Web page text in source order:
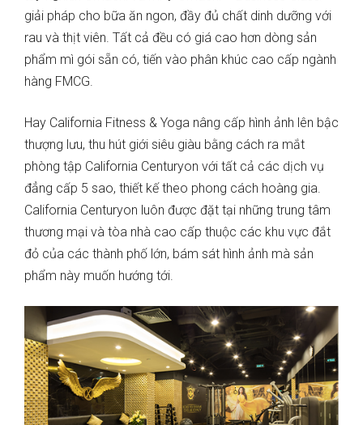
giải pháp cho bữa ăn ngon, đầy đủ chất dinh dưỡng với
rau và thịt viên. Tất cả đều có giá cao hơn dòng sản
phẩm mì gói sẵn có, tiến vào phân khúc cao cấp ngành
hàng FMCG.
Hay California Fitness & Yoga nâng cấp hình ảnh lên bậc
thượng lưu, thu hút giới siêu giàu bằng cách ra mắt
phòng tập California Centuryon với tất cả các dịch vụ
đẳng cấp 5 sao, thiết kế theo phong cách hoàng gia.
California Centuryon luôn được đặt tại những trung tâm
thương mại và tòa nhà cao cấp thuộc các khu vực đắt
đỏ của các thành phố lớn, bám sát hình ảnh mà sản
phẩm này muốn hướng tới.